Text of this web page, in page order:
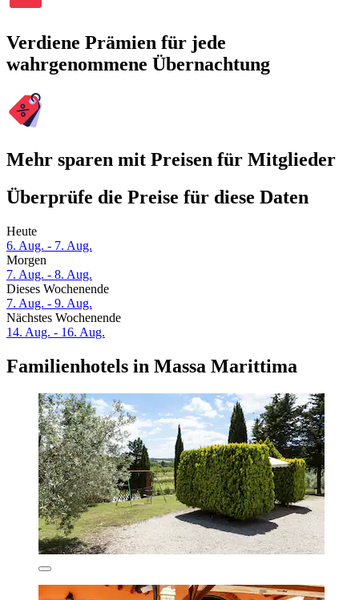
Verdiene Prämien für jede
wahrgenommene Übernachtung
Mehr sparen mit Preisen für Mitglieder
Überprüfe die Preise für diese Daten
Heute
6. Aug. - 7. Aug.
Morgen
7. Aug. - 8. Aug.
Dieses Wochenende
7. Aug. - 9. Aug.
Nächstes Wochenende
14. Aug. - 16. Aug.
Familienhotels in Massa Marittima